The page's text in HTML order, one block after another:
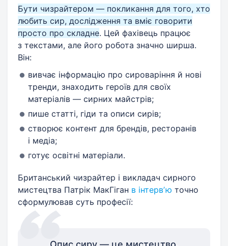
Бути чизрайтером — покликання для того, хто
любить сир, дослідження та вміє говорити
просто про складне. Цей фахівець працює
з текстами, але його робота значно ширша.
Він:
вивчає інформацію про сироваріння й нові
тренди, знаходить героїв для своїх
матеріалів — сирних майстрів;
пише статті, гіди та описи сирів;
створює контент для брендів, ресторанів
і медіа;
готує освітні матеріали.
Британський чизрайтер і викладач сирного
мистецтва Патрік МакГіган в інтервʼю точно
сформулював суть професії: